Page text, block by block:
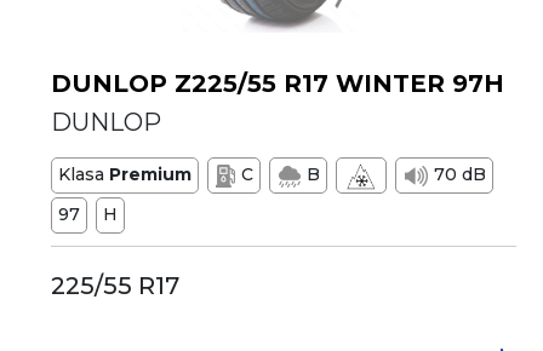
DUNLOP Z225/55 R17 WINTER 97H
DUNLOP
Klasa Premium C B
70 dB
97
H
225/55 R17